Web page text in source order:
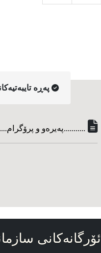
په‌ڕه‌
...........په‌یره‌و و
ئۆرگانه‌کانی